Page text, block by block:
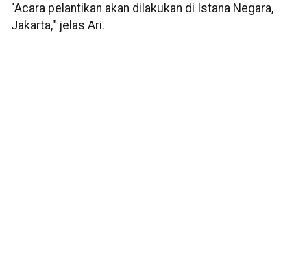
"Acara pelantikan akan dilakukan di Istana Negara,
Jakarta," jelas Ari.